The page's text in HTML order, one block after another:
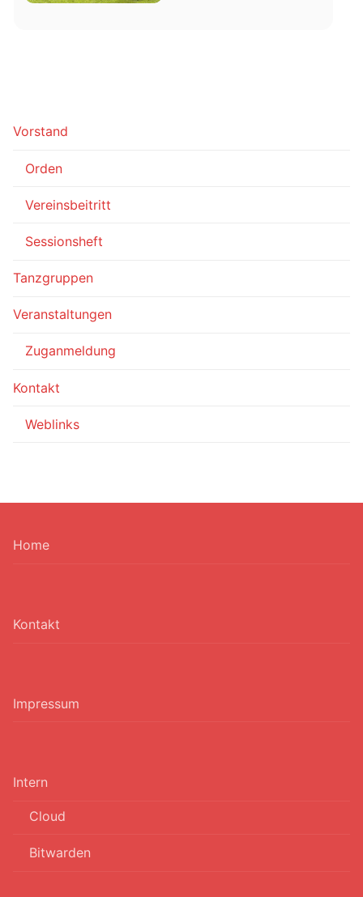
Vorstand
Orden
Vereinsbeitritt
Sessionsheft
Tanzgruppen
Veranstaltungen
Zuganmeldung
Kontakt
Weblinks
Home
Kontakt
Impressum
Intern
Cloud
Bitwarden